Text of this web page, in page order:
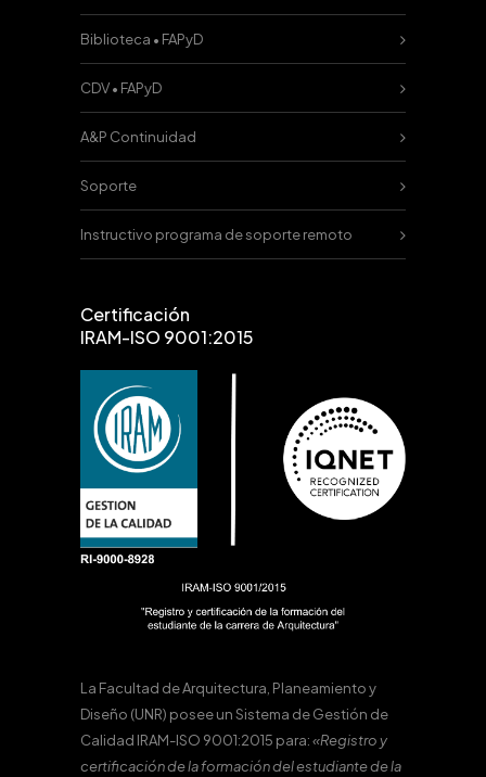
Biblioteca • FAPyD
CDV • FAPyD
A&P Continuidad
Soporte
Instructivo programa de soporte remoto
Certificación
IRAM-ISO 9001:2015
La Facultad de Arquitectura, Planeamiento y
Diseño (UNR) posee un Sistema de Gestión de
Calidad IRAM-ISO 9001:2015 para:«Registro y
certificación de la formación del estudiante de la